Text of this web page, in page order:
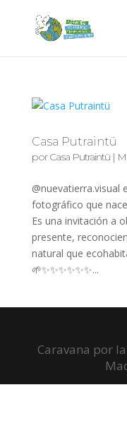
Casa Putraintü
porCasa Putraintü|
@nuevatierra.visual
fotográfico que
Es una invitación a
presente,
natural que
🌱✨✨✨✨✨✨...
Caravana por